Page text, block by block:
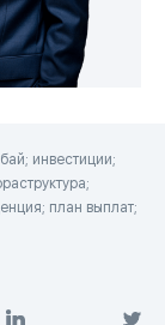
инвестиции;
план выплат;